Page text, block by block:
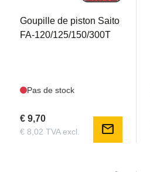
Goupille de piston Saito
FA-120/125/150/300T
Pas de stock
€ 9,70
€ 8,02 TVA excl. mail